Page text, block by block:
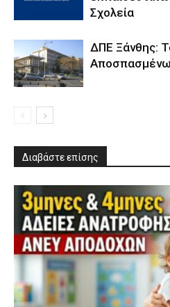
Σχολεία
ΔΠΕ Ξάνθης:
Διαβάστε επίσης